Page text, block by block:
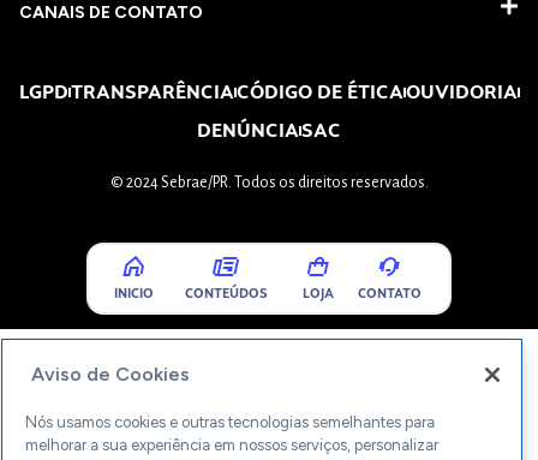
CANAIS DE CONTATO
LGPDTRANSPARÊNCIACÓDIGO DE ÉTICAOUVIDORIA
DENÚNCIASAC
© 2024 Sebrae/PR. Todos os direitos reservados.
INICIO CONTEÚDOS LOJA CONTATO
Aviso de Cookies
Nós usamos cookies e outras tecnologias semelhantes para
melhorar a sua experiência em nossos serviços, personalizar